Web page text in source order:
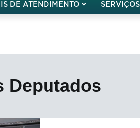
DE ATENDIMENTO SERVIÇOS
Deputados